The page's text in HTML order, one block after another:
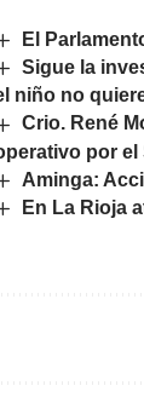
El
Sigue la
niño no
Crio. René
por el
Aminga:
En La Rioja